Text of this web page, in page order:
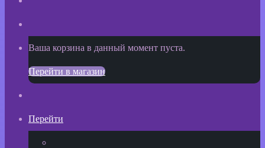
Просмотреть
корзину
Ваша корзина в данный момент пуста.
Перейти в магазин
Перейти